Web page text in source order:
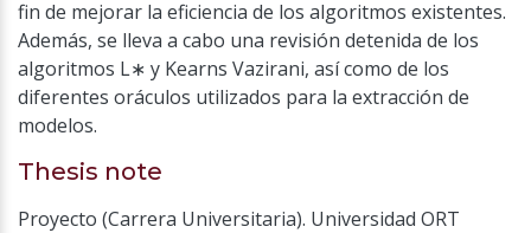
fin de mejorar la eficiencia de los algoritmos existentes.
Además, se lleva a cabo una revisión detenida de los
algoritmos L∗ y Kearns Vazirani, así como de los
diferentes oráculos utilizados para la extracción de
modelos.
Thesis note
Proyecto (Carrera Universitaria). Universidad ORT